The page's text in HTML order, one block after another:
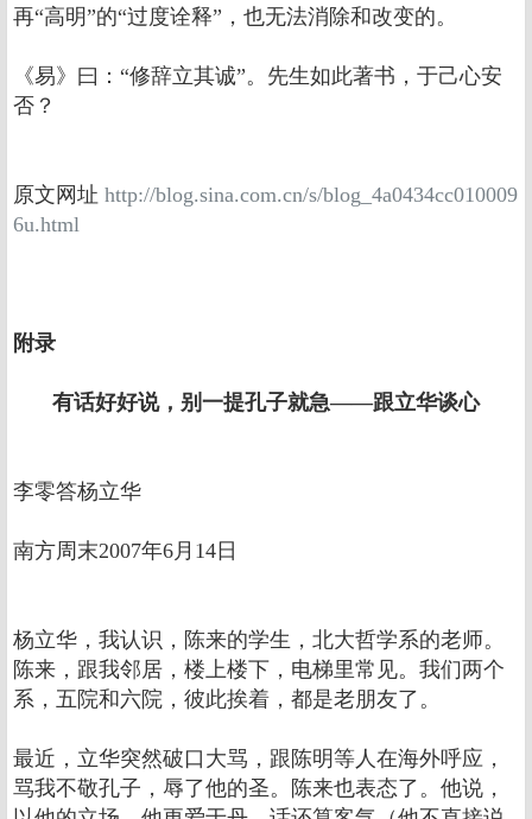
再“高明”的“过度诠释”，也无法消除和改变的。
《易》曰：“修辞立其诚”。先生如此著书，于己心安
否？
原文网址 http://blog.sina.com.cn/s/blog_4a0434cc010009
6u.html
附录
有话好好说，别一提孔子就急——跟立华谈心
李零答杨立华
南方周末2007年6月14日
杨立华，我认识，陈来的学生，北大哲学系的老师。
陈来，跟我邻居，楼上楼下，电梯里常见。我们两个
系，五院和六院，彼此挨着，都是老朋友了。
最近，立华突然破口大骂，跟陈明等人在海外呼应，
骂我不敬孔子，辱了他的圣。陈来也表态了。他说，